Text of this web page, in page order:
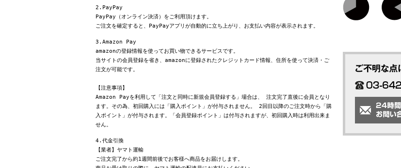
2.PayPay
PayPay（オンライン決済）をご利用頂けます。
ご注文を確定すると、PayPayアプリが自動的に立ち上がり、お支払い内容が表示されます。
3.Amazon Pay
amazonの登録情報を使ってお買い物できるサービスです。
当サイトの会員登録を省き、amazonに登録されたクレジットカード情報、住所を使って決済・ご
注文が可能です。
【注意事項】
Amazon Payを利用して「注文と同時に新規会員登録する」場合は、 注文完了直後に会員となり
ます。その為、初回購入には「購入ポイント」が付与されません。 2回目以降のご注文時から「購
入ポイント」が付与されます。「会員登録ポイント」は付与されますが、初回購入時は利用出来ま
せん。
4.代金引換
【業者】ヤマト運輸
ご注文完了から約1週間前後でお客様へ商品をお届けします。